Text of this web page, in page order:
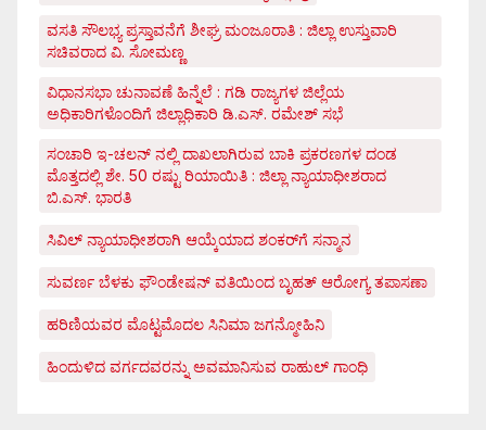
ವಸತಿ ಸೌಲಭ್ಯ ಪ್ರಸ್ತಾವನೆಗೆ ಶೀಘ್ರ ಮಂಜೂರಾತಿ : ಜಿಲ್ಲಾ ಉಸ್ತುವಾರಿ
ಸಚಿವರಾದ ವಿ. ಸೋಮಣ್ಣ
ವಿಧಾನಸಭಾ ಚುನಾವಣೆ ಹಿನ್ನೆಲೆ : ಗಡಿ ರಾಜ್ಯಗಳ ಜಿಲ್ಲೆಯ
ಅಧಿಕಾರಿಗಳೊಂದಿಗೆ ಜಿಲ್ಲಾಧಿಕಾರಿ ಡಿ.ಎಸ್. ರಮೇಶ್ ಸಭೆ
ಸಂಚಾರಿ ಇ-ಚಲನ್ ನಲ್ಲಿ ದಾಖಲಾಗಿರುವ ಬಾಕಿ ಪ್ರಕರಣಗಳ ದಂಡ
ಮೊತ್ತದಲ್ಲಿ ಶೇ. 50 ರಷ್ಟು ರಿಯಾಯಿತಿ : ಜಿಲ್ಲಾ ನ್ಯಾಯಾಧೀಶರಾದ
ಬಿ.ಎಸ್. ಭಾರತಿ
ಸಿವಿಲ್ ನ್ಯಾಯಾಧೀಶರಾಗಿ ಆಯ್ಕೆಯಾದ ಶಂಕರ್‌ಗೆ ಸನ್ಮಾನ
ಸುವರ್ಣ ಬೆಳಕು ಫೌಂಡೇಷನ್ ವತಿಯಿಂದ ಬೃಹತ್ ಆರೋಗ್ಯ ತಪಾಸಣಾ
ಹರಿಣಿಯವರ ಮೊಟ್ಟಮೊದಲ ಸಿನಿಮಾ ಜಗನ್ಮೋಹಿನಿ
ಹಿಂದುಳಿದ ವರ್ಗದವರನ್ನು ಅವಮಾನಿಸುವ ರಾಹುಲ್ ಗಾಂಧಿ